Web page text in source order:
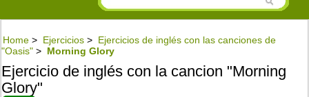
Home > Ejercicios > Ejercicios de inglés con las canciones de
"Oasis" > Morning Glory
Ejercicio de inglés con la cancion "Morning
Glory"